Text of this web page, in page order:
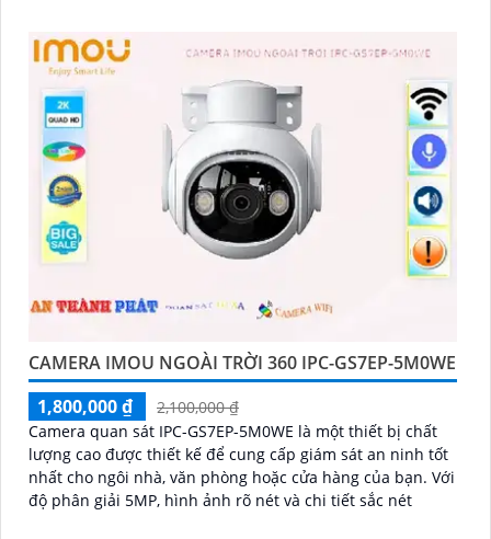
CAMERA IMOU NGOÀI TRỜI 360 IPC-GS7EP-5M0WE
1,800,000 ₫
2,100,000 ₫
Camera quan sát IPC-GS7EP-5M0WE là một thiết bị chất
lượng cao được thiết kế để cung cấp giám sát an ninh tốt
nhất cho ngôi nhà, văn phòng hoặc cửa hàng của bạn. Với
độ phân giải 5MP, hình ảnh rõ nét và chi tiết sắc nét